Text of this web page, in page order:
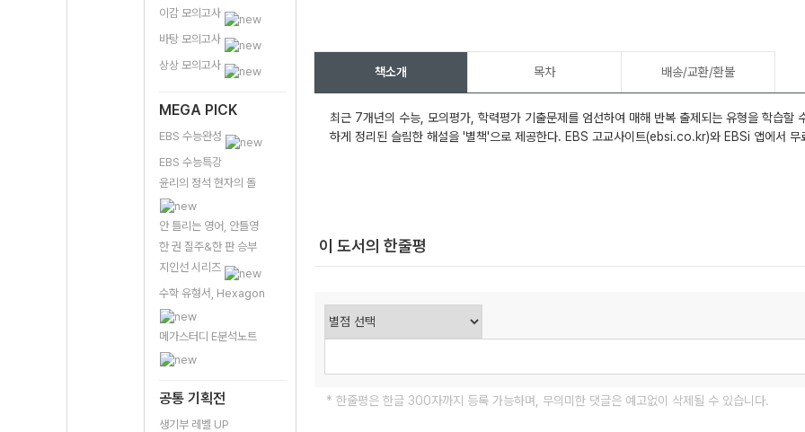
이감 모의고사
바탕 모의고사
상상 모의고사
MEGA PICK
EBS 수능완성
EBS 수능특강
윤리의 정석 현자의 돌
안 틀리는 영어, 안틀영
한 권 질주&한 판 승부
지인선 시리즈
수학 유형서, Hexagon
메가스터디 E분석노트
공통 기획전
생기부 레벨 UP
책소개 목차 배송/교환/환불
최근 7개년의 수능, 모의평가, 학력평가 기출문제를 엄선하여 매해 반복 출제되는 유형을 학습할
하게 정리된 슬림한 해설을 '별책'으로 제공한다. EBS 고교사이트(ebsi.co.kr)와 EBSi 앱에서 무
이 도서의 한줄평
* 한줄평은 한글 300자까지 등록 가능하며, 무의미한 댓글은 예고없이 삭제될 수 있습니다.